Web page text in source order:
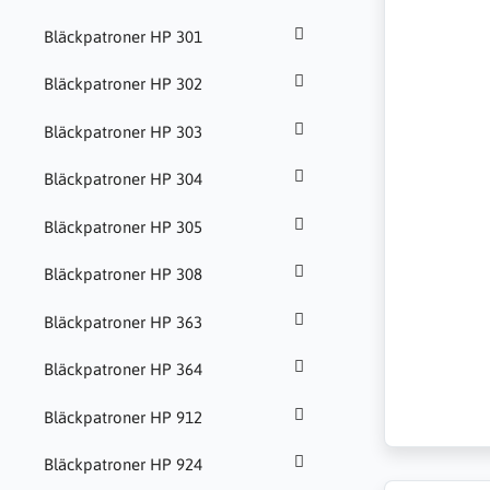
Bläckpatroner HP 301
Bläckpatroner HP 302
Bläckpatroner HP 303
Bläckpatroner HP 304
Bläckpatroner HP 305
Bläckpatroner HP 308
Bläckpatroner HP 363
Bläckpatroner HP 364
Bläckpatroner HP 912
Bläckpatroner HP 924